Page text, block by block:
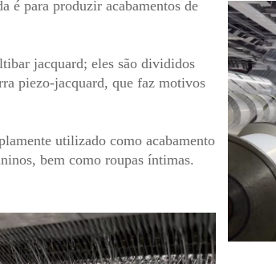
é para produzir acabamentos de
jacquard; eles são divididos
piezo-jacquard, que faz motivos
utilizado como acabamento
bem como roupas íntimas.